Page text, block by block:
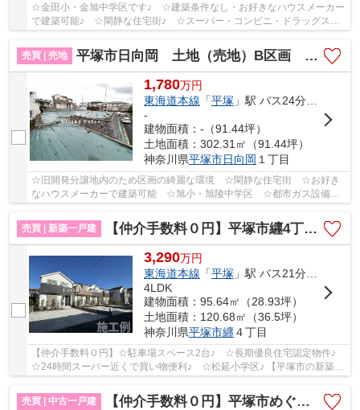
☆金田小・金旭中学区です♪ ☆建築条件なし・お好きなハウスメーカー
で建築可能♪ ☆閑静な住宅街♪ ☆スーパー・コンビニ・ドラッグスト
売買 | 売地
平塚市日向岡 土地（売地）B区画 全2区画
1,780万円
東海道本線 「平塚 」駅 バス24分 「湘南日向岡」 停歩3分
-
建物面積：-（91.44坪）
土地面積：302.31㎡（91.44坪）
神奈川県平塚市日向岡 １丁目
☆旧開発分譲地内のため区画の綺麗な環境 ☆閑静な住宅街 ☆お好き
なハウスメーカーで建築可能 ☆旭小・旭陵中学区 ☆都市ガス設備で
売買 | 新築一戸建
【仲介手数料０円】平塚市纒4丁目 新築一戸建て 全6棟
3,290万円
東海道本線 「平塚 」駅 バス21分 「バス停」 停歩2分
4LDK
建物面積：95.64㎡（28.93坪）
土地面積：120.68㎡（36.5坪）
神奈川県平塚市纒４丁目
【仲介手数料０円】☆駐車場スペース2台♪ ☆長期優良住宅認定物件♪
☆24時間スーパー近くで買い物便利♪ ☆松延小学区♪ 【平塚市の新築一
戸建てのことならリビングボイスにお任せ下さい！】
売買 | 中古一戸建
【仲介手数料０円】平塚市めぐみが丘2丁目 中古一戸建て